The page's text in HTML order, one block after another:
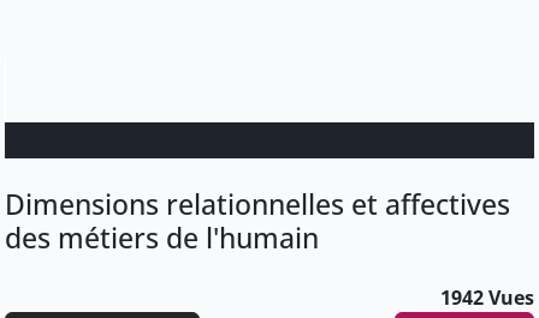
Dimensions relationnelles et affectives
des métiers de l'humain
1942 Vues